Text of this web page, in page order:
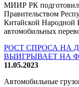
МИИР РК подготовил
Правительством
Китайской Народной
автомобильных
РОСТ СПРОСА НА
ВЫИГРЫВАЕТ НА
11.05.2023
Автомобильные